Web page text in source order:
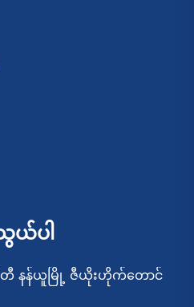
ယ်ပါ
တီ နန်ယူမြို့ ဇီယိုးဟိုက်တောင်